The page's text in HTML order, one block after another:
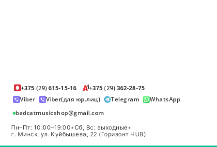
+375 (29)615-15-16 +375(29)362-28-75
Viber
Viber(для юр.лиц) Telegram
WhatsApp
badcatmusicshop@gmail.com
Пн–Пт: 10:00–19:00•Сб, Вс: выходные•
г. Минск, ул. Куйбышева, 22 (Горизонт HUB)